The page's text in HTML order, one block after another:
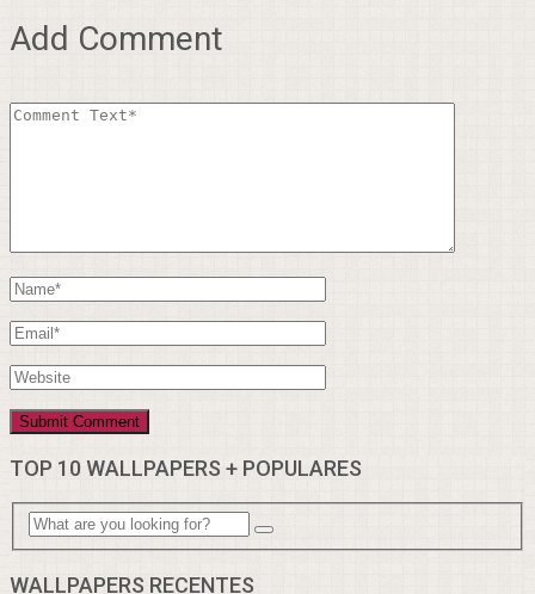
Add Comment
TOP 10 WALLPAPERS + POPULARES
WALLPAPERS RECENTES